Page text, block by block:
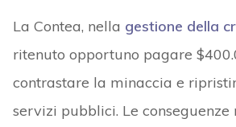
La Contea, nella gestione della
ritenuto opportuno pagare
contrastare la minaccia e
servizi pubblici. Le conseguenze